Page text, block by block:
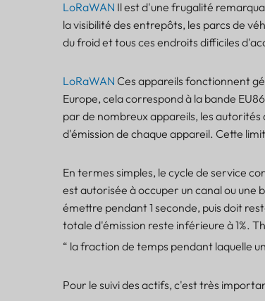
LoRaWAN Il est d'une frugalité
la visibilité des entrepôts, les parcs de
du froid et tous ces endroits difficiles
LoRaWAN Ces appareils fonctionnent
Europe, cela correspond à la bande
par de nombreux appareils, les
d'émission de chaque appareil. Cette
En termes simples, le cycle de service
est autorisée à occuper un canal ou une
émettre pendant 1 seconde, puis doit
totale d'émission reste inférieure à 1%.
“ la fraction de temps pendant laquelle
Pour le suivi des actifs, c'est très